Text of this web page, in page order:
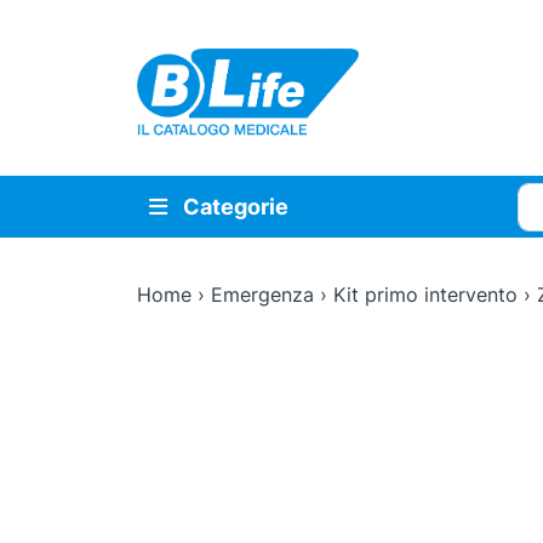
Vai al contenuto principale
Categorie
Home› Emergenza › Kit primo intervento ›